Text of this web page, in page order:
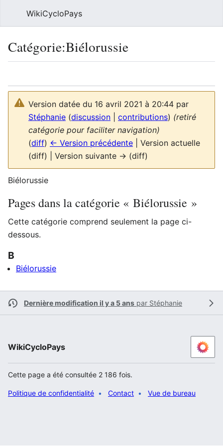
WikiCycloPays
Catégorie:Biélorussie
Version datée du 16 avril 2021 à 20:44 par
Stéphanie (discussion contributions) (retiré
catégorie pour faciliter navigation)
(diff) ← Version précédente | Version actuelle
(diff) | Version suivante → (diff)
Biélorussie
Pages dans la catégorie « Biélorussie »
Cette catégorie comprend seulement la page ci-
dessous.
B
Biélorussie
Dernière modification il y a 5 ans par Stéphanie
WikiCycloPays
Cette page a été consultée 2 186 fois.
Politique de confidentialité Contact Vue de bureau